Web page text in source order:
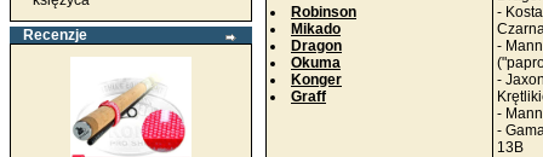
Recenzje
Robinson
Mikado
Dragon
Okuma
Konger
Graff
-
-
-
-
-
13B